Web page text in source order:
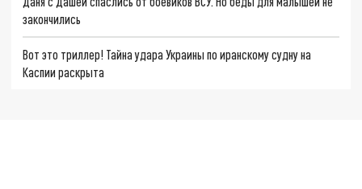
закончились
Вот это триллер! Тайна удара Украины по иранскому судну на
Каспии раскрыта